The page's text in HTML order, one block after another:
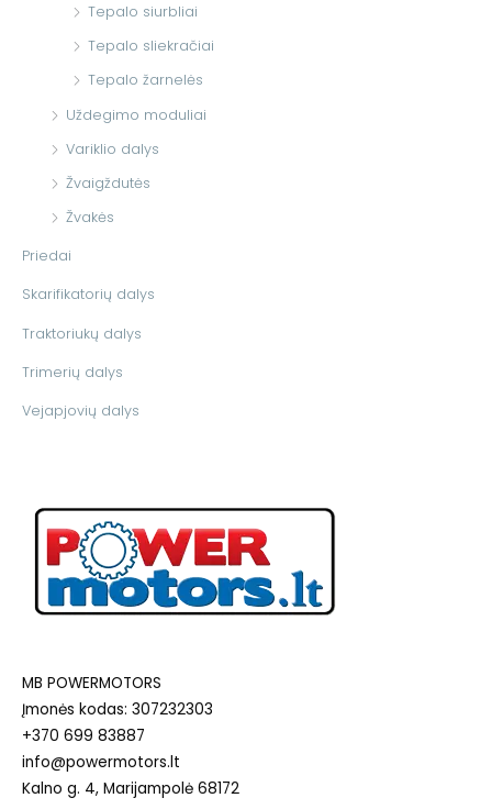
Tepalo siurbliai
Tepalo sliekračiai
Tepalo žarnelės
Uždegimo moduliai
Variklio dalys
Žvaigždutės
Žvakės
Priedai
Skarifikatorių dalys
Traktoriukų dalys
Trimerių dalys
Vejapjovių dalys
MB POWERMOTORS
Įmonės kodas: 307232303
+370 699 83887
info@powermotors.lt
Kalno g. 4, Marijampolė 68172